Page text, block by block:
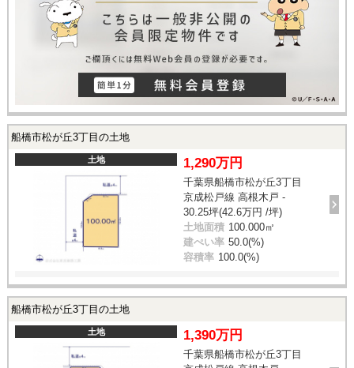
船橋市松が丘3丁目の土地
土地 1,290万円
千葉県船橋市松が丘3丁目
京成松戸線 高根木戸 -
30.25坪(42.6万円 /坪)
土地面積 100.000㎡
建ぺい率 50.0(%)
容積率 100.0(%)
船橋市松が丘3丁目の土地
土地 1,390万円
千葉県船橋市松が丘3丁目